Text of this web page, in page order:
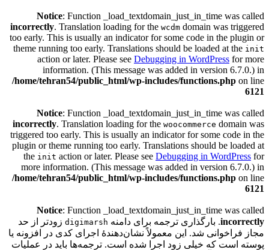
Notice: Function _load_textdomain_just_in_time was called
incorrectly. Translation loading for the wcdm domain was triggered
too early. This is usually an indicator for some code in the plugin or
theme running too early. Translations should be loaded at the init
action or later. Please see Debugging in WordPress for more
information. (This message was added in version 6.7.0.) in
/home/tehran54/public_html/wp-includes/functions.php on line
6121
Notice: Function _load_textdomain_just_in_time was called
incorrectly. Translation loading for the woocommerce domain was
triggered too early. This is usually an indicator for some code in the
plugin or theme running too early. Translations should be loaded at
the init action or later. Please see Debugging in WordPress for
more information. (This message was added in version 6.7.0.) in
/home/tehran54/public_html/wp-includes/functions.php on line
6121
Notice: Function _load_textdomain_just_in_time was called
incorrectly. بارگذاری ترجمه برای دامنه digimarsh زودتر از حد
مجاز فراخوانی شد. این معمولاً نشان‌دهندهٔ اجرای کدی در افزونه یا
پوسته است که خیلی زود اجرا شده است. ترجمه‌ها باید در عملیات